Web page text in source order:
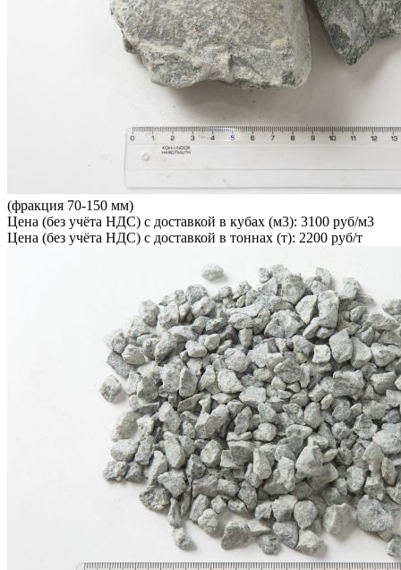
(фракция 70-150 мм)
Цена (без учёта НДС) с доставкой в кубах (м3): 3100 руб/м3
Цена (без учёта НДС) с доставкой в тоннах (т): 2200 руб/т